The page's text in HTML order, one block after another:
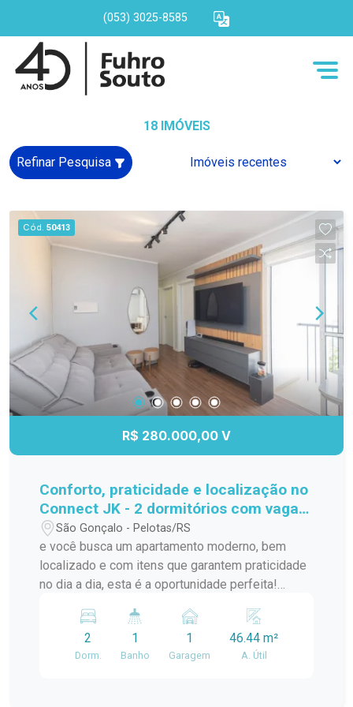
(053) 3025-8585
18 IMÓVEIS
Refinar Pesquisa
Cód. 50413
R$ 280.000,00 V
Conforto, praticidade e localização no
Connect JK - 2 dormitórios com vaga
privativa!
São Gonçalo - Pelotas/RS
e você busca um apartamento moderno, bem
localizado e com itens que garantem praticidade
no dia a dia, esta é a oportunidade perfeita!
Connect JK, na Av. JK de Oliveira, este imóvel
oferece tudo que você precisa para morar bem e
com comodidade. A poucos metros do Carrefour,
2
Dorm.
1
Banho
1
Garagem
46.44 m²
A. Útil